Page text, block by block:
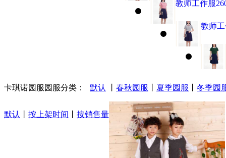
教师工作服
教师
卡琪诺园服 园服分类： 默认 春秋园服 夏季园服 冬季园
默认 按上架时间 按销售量